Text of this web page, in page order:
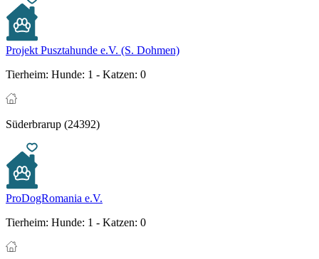
Projekt Pusztahunde e.V. (S. Dohmen)
Tierheim: Hunde: 1 - Katzen: 0
Süderbrarup (24392)
ProDogRomania e.V.
Tierheim: Hunde: 1 - Katzen: 0